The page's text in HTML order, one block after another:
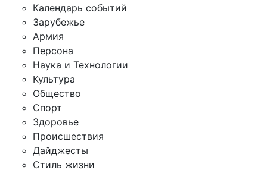
Календарь событий
Зарубежье
Армия
Персона
Наука и Технологии
Культура
Общество
Спорт
Здоровье
Происшествия
Дайджесты
Стиль жизни